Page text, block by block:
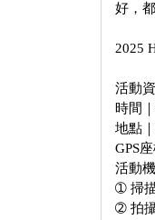
好，
2025
活動
時間
地點
GPS
活動
➀ 掃
➁ 拍